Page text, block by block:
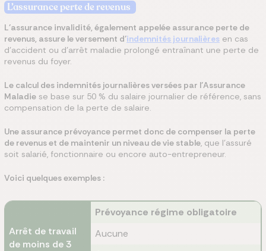
L’assurance perte de revenus
L’assurance invalidité, également appelée assurance perte de
revenus, assure le versement d’indemnités journalières en cas
d’accident ou d’arrêt maladie prolongé entraînant une perte de
revenus du foyer.
Le calcul des indemnités journalières versées par l’Assurance
Maladie se base sur 50 % du salaire journalier de référence, sans
compensation de la perte de salaire.
Une assurance prévoyance permet donc de compenser la perte
de revenus et de maintenir un niveau de vie stable, que l’assuré
soit salarié, fonctionnaire ou encore auto-entrepreneur.
Voici quelques exemples :
Arrêt de travail
de moins de 3
Prévoyance régime obligatoire
Aucune